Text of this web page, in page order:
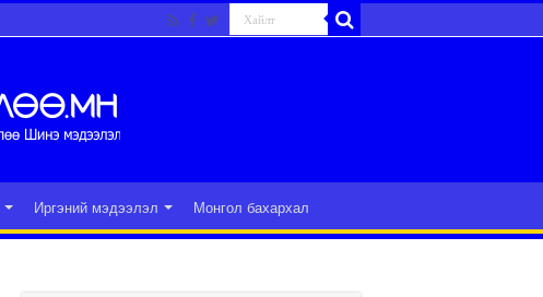
Иргэний мэдээлэл Монгол бахархал